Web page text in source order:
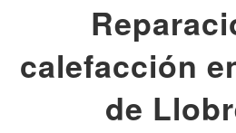
936 94 07 18
FONTANEROS SANT BOI DE
calefacción
de